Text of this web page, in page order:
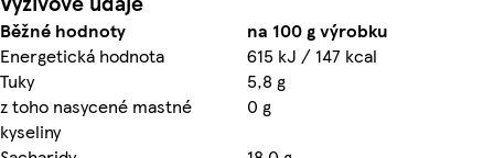
Běžné hodnoty
na 100 g výrobku
Energetická hodnota
615 kJ / 147 kcal
Tuky
5,8 g
z toho nasycené mastné
kyseliny
0 g